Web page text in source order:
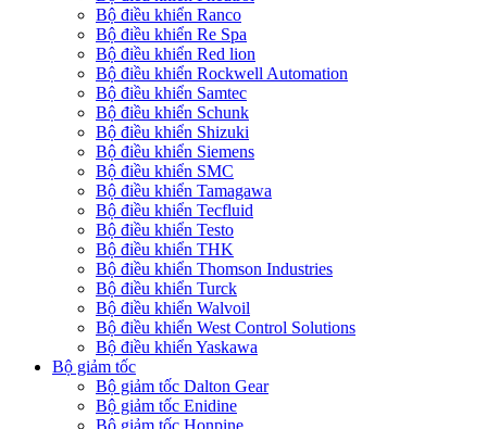
Bộ điều khiển Ranco
Bộ điều khiển Re Spa
Bộ điều khiển Red lion
Bộ điều khiển Rockwell Automation
Bộ điều khiển Samtec
Bộ điều khiển Schunk
Bộ điều khiển Shizuki
Bộ điều khiển Siemens
Bộ điều khiển SMC
Bộ điều khiển Tamagawa
Bộ điều khiển Tecfluid
Bộ điều khiển Testo
Bộ điều khiển THK
Bộ điều khiển Thomson Industries
Bộ điều khiển Turck
Bộ điều khiển Walvoil
Bộ điều khiển West Control Solutions
Bộ điều khiển Yaskawa
Bộ giảm tốc
Bộ giảm tốc Dalton Gear
Bộ giảm tốc Enidine
Bộ giảm tốc Honpine